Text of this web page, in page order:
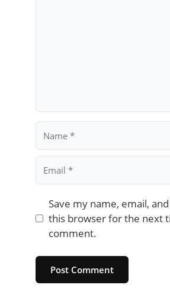
Save my name, email,
this browser for the next
comment.
Website